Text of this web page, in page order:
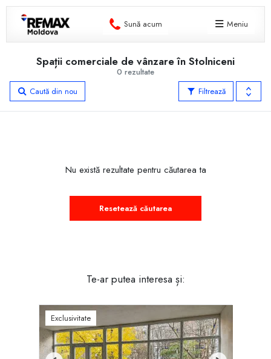
Sună acum Meniu
0 rezultate
Spații comerciale de vânzare în Stolniceni
Filtrează
Caută din nou
Nu există rezultate pentru căutarea ta
Resetează căutarea
Te-ar putea interesa și:
Exclusivitate